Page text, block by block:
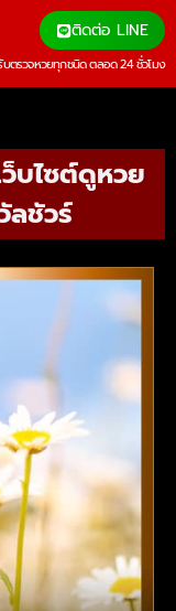
ติดต่อ LINE
บตรวจหวยทุกชนิด ตลอด 24 ชั่วโมง
บไซต์ดูหวย
ลชัวร์